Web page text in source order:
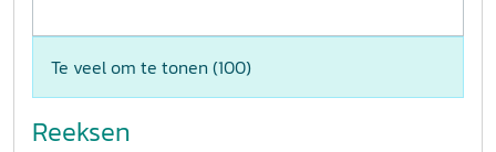
Te veel om te tonen (100)
Reeksen